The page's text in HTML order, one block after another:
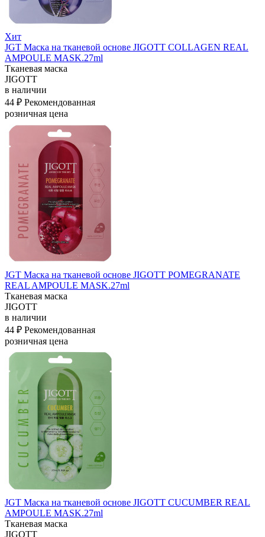
Хит
JGT Маска на тканевой основе JIGOTT COLLAGEN REAL
AMPOULE MASK.27ml
Тканевая маска
JIGOTT
в наличии
44 ₽ Рекомендованная
розничная цена
JGT Маска на тканевой основе JIGOTT POMEGRANATE
REAL AMPOULE MASK.27ml
Тканевая маска
JIGOTT
в наличии
44 ₽ Рекомендованная
розничная цена
JGT Маска на тканевой основе JIGOTT CUCUMBER REAL
AMPOULE MASK.27ml
Тканевая маска
JIGOTT